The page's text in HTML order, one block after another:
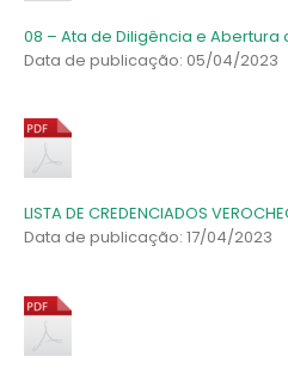
08 – Ata de Diligência e Abertura
Data de publicação: 05/04/2023
LISTA DE CREDENCIADOS
Data de publicação: 17/04/2023